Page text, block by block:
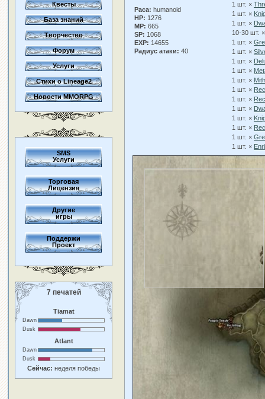
Квесты
База знаний
Творчество
Форум
Услуги
Стихи о Lineage2
Новости MMORPG
SMS
Услуги
Торговая
Лицензия
Другие
игры
Поддержи
Проект
7 печатей
Tiamat
Dawn
Dusk
Atlant
Dawn
Dusk
Сейчас: неделя победы
Раса: humanoid
HP: 1276
MP: 665
SP: 1068
EXP: 14655
Радиус атаки: 40
1 шт. ×
1 шт. ×
1 шт. ×
10-30 шт.
1 шт. ×
1 шт. ×
1 шт. ×
1 шт. ×
1 шт. ×
1 шт. ×
1 шт. ×
1 шт. ×
1 шт. ×
1 шт. ×
1 шт. ×
1 шт. ×